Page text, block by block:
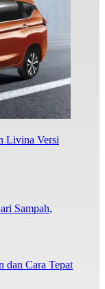
Livina Versi
Sampah,
dan Cara Tepat